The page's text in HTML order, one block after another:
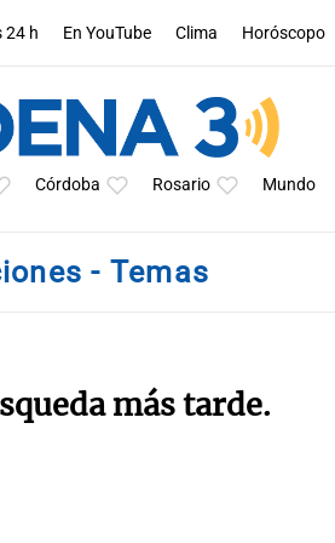
24 h En YouTube Clima Horóscopo
Córdoba Rosario Mundo
- Temas
más tarde.